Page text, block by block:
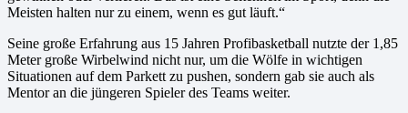
Meisten halten nur zu einem, wenn es gut läuft.“
Seine große Erfahrung aus 15 Jahren Profibasketball nutzte der 1,85
Meter große Wirbelwind nicht nur, um die Wölfe in wichtigen
Situationen auf dem Parkett zu pushen, sondern gab sie auch als
Mentor an die jüngeren Spieler des Teams weiter.